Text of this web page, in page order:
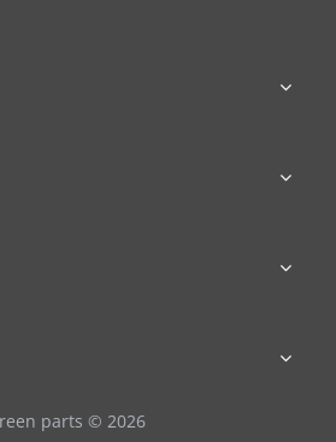
parts © 2026